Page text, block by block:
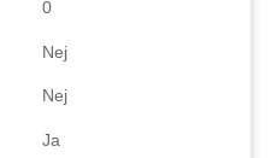
0
Nej
Nej
Ja